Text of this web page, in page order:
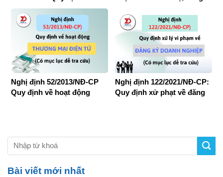
tục Công bố hợp quy Thức
ăn chăn nuôi
lục rõ ràng – Dễ dàng tra
cứu thông tin)
Nghị định 52/2013/NĐ-CP
Quy định về hoạt động
Nghị định 122/2021/NĐ-CP:
Quy định xử phạt về đăng
Bài viết mới nhất